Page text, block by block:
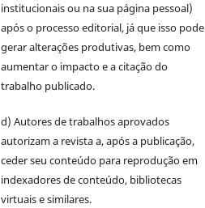
institucionais ou na sua página pessoal)
após o processo editorial, já que isso pode
gerar alterações produtivas, bem como
aumentar o impacto e a citação do
trabalho publicado.
d) Autores de trabalhos aprovados
autorizam a revista a, após a publicação,
ceder seu conteúdo para reprodução em
indexadores de conteúdo, bibliotecas
virtuais e similares.